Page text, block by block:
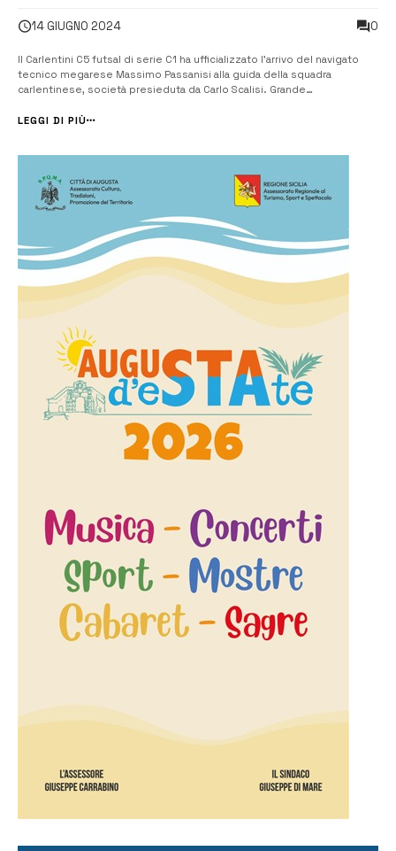
serie C1
14 GIUGNO 2024 0
Il Carlentini C5 futsal di serie C1 ha ufficializzato l’arrivo del navigato
tecnico megarese Massimo Passanisi alla guida della squadra
carlentinese, società presieduta da Carlo Scalisi. Grande
Pietro, ma anche dell’intera società biancoazzurra che si propone,
LEGGI DI PIÙ